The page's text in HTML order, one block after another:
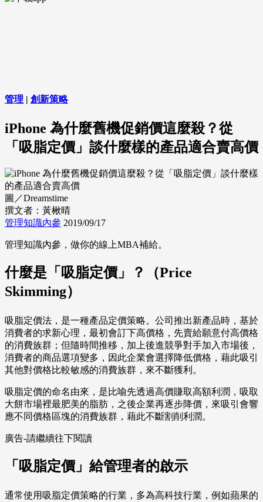
管理 | 創新策略
iPhone 為什麼舊機促銷價這麼殺？從
「吸脂定價」談什麼樣的產品適合賣高價
圖／Dreamstime
撰文者：黃楸晴
管理知識內參 2019/09/17
管理知識內參，做你的線上MBA補給。
什麼是「吸脂定價」？（Price
Skimming）
吸脂定價法，是一種產品定價策略。公司推出新產品時，基於
消費者的求新心理，最初會訂下高價格，先賣給願意付高價格
的消費族群；但隨時間推移，加上後進競爭對手加入市場後，
消費者的商品選項變多，因此企業會選擇降低價格，藉此吸引
其他對價格比較敏感的消費族群，來不斷獲利。
吸脂定價的命名由來，是比喻先透過高價賺取高額利潤，吸取
大餅市場裡最肥美的脂肪，之後企業再逐步降價，來吸引會響
應不同價格區塊的消費族群，藉此不斷割削利潤。
廣告-請繼續往下閱讀
「吸脂定價」給管理者的啟示
通常使用吸脂定價策略的行業，多為高科技行業，例如蘋果的